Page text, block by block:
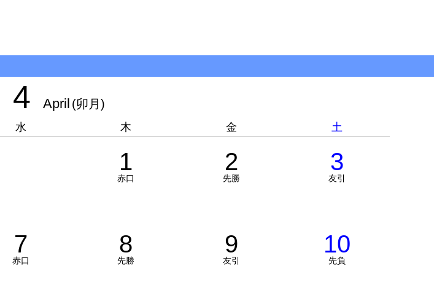
4 April (卯月)
水 木 金 土
1
赤口
2
先勝
3
友引
7
赤口
8
先勝
9
友引
10
先負